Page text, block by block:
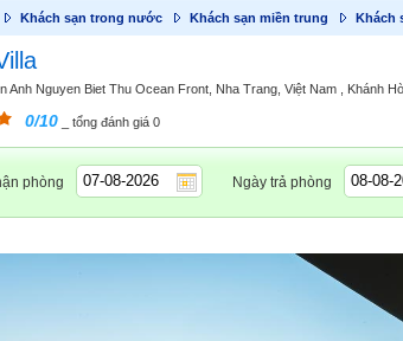
Khách sạn trong nước Khách sạn miền trung Khách
Anh Nguyen Biet Thu Ocean Front, Nha Trang, Việt Nam , Khánh
0/10 _ tổng đánh giá 0
phòng Ngày trả phòng